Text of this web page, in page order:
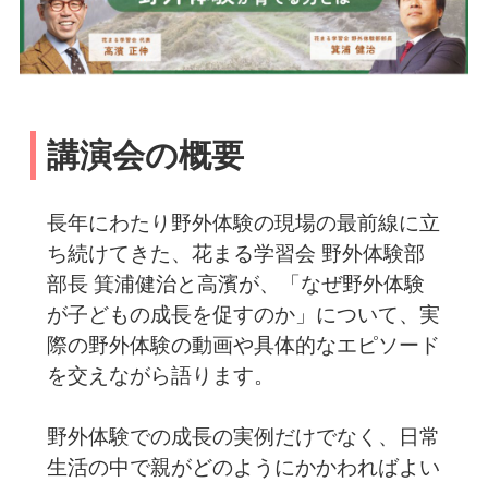
講演会の概要
長年にわたり野外体験の現場の最前線に立
ち続けてきた、花まる学習会 野外体験部
部長 箕浦健治と高濱が、「なぜ野外体験
が子どもの成長を促すのか」について、実
際の野外体験の動画や具体的なエピソード
を交えながら語ります。
野外体験での成長の実例だけでなく、日常
生活の中で親がどのようにかかわればよい